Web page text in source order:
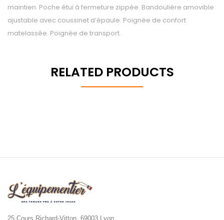
maintien. Poche étui à fermeture zippée. Bandoulière amovible
ajustable avec coussinet d’épaule. Poignée de confort
matelassée. Poignée de transport.
RELATED PRODUCTS
25 Cours Richard-Vitton, 69003 Lyon